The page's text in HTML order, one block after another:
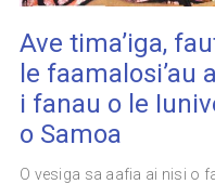
Ave tima’iga,
le faamalosi’au
i fanau o le
o Samoa
O vesiga sa aafia ai nisi o